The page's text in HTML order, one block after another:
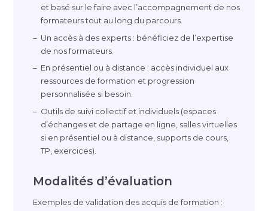
et basé sur le faire avec l’accompagnement de nos
formateurs tout au long du parcours.
Un accès à des experts : bénéficiez de l’expertise
de nos formateurs.
En présentiel ou à distance : accès individuel aux
ressources de formation et progression
personnalisée si besoin.
Outils de suivi collectif et individuels (espaces
d’échanges et de partage en ligne, salles virtuelles
si en présentiel ou à distance, supports de cours,
TP, exercices).
Modalités d’évaluation
Exemples de validation des acquis de formation :